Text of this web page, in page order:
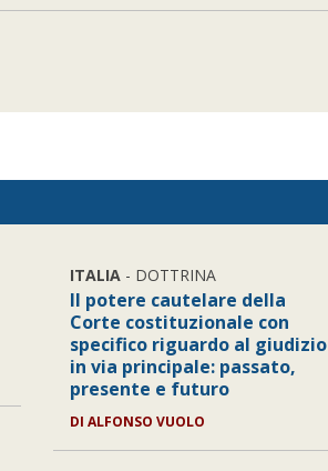
ITALIA - DOTTRINA
Il potere cautelare della
Corte costituzionale con
specifico riguardo al giudizio
in via principale: passato,
presente e futuro
DIALFONSO VUOLO